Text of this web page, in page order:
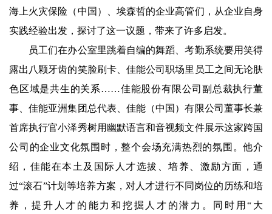
海上火灾保险（中国）、埃森哲的企业高管们，从企业自身
实践经验出发，探讨了这一议题，带来了许多启发。
员工们在办公室里跳着自编的舞蹈、考勤系统要用笑得
露出八颗牙齿的笑脸刷卡、佳能公司职场里员工之间无论肤
色区域是共生的关系……佳能股份有限公司副总裁执行董
事、佳能亚洲集团总代表、佳能（中国）有限公司董事长兼
首席执行官小泽秀树用幽默语言和音视频文件展示这家跨国
公司的企业文化氛围时，整个会场充满热烈的氛围。他介
绍，佳能在本土及国际人才选拔、培养、激励方面，通
过“滚石”计划等培养方案，对人才进行不同岗位的历练和培
养，提升人才的能力和挖掘人才的潜力。同时用“大